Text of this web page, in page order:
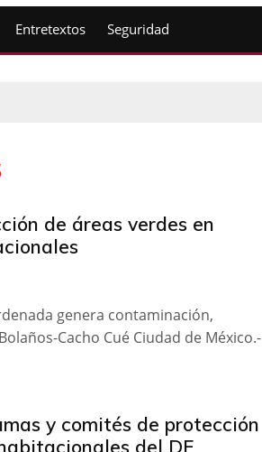
Entretextos Seguridad
de áreas verdes en
genera contaminación,
Cacho Cué Ciudad de México.-
y comités de protección
del DF